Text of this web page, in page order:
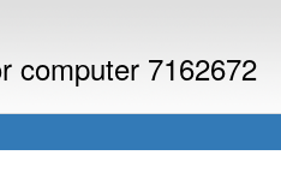
computer 7162672